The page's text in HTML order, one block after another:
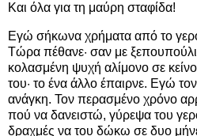
Και όλα για τη μαύρη σταφίδα!
Εγώ σήκωνα χρήματα από το
Τώρα πέθανε· σαν με
κολασμένη ψυχή αλίμονο σε
του· το ένα άλλο έπαιρνε. Εγώ
ανάγκη. Τον περασμένο χρόνο
πού να δανειστώ, γύρεψα του
δραχμές να του δώκω σε δυο